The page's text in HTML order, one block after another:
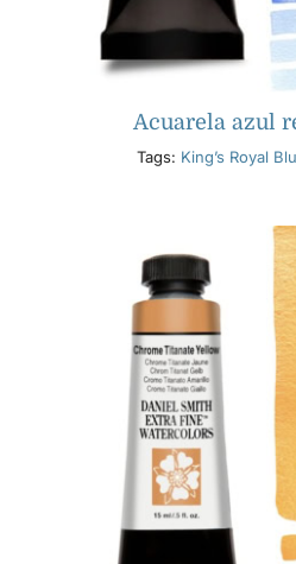
Acuarela azul
Tags: King’s Royal